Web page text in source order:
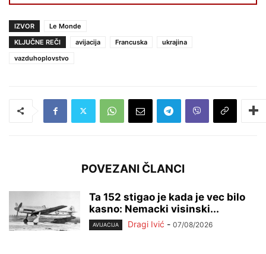
IZVOR
Le Monde
KLJUČNE REČI
avijacija Francuska
ukrajina
vazduhoplovstvo
POVEZANI ČLANCI
Ta 152 stigao je kada je vec bilo
kasno: Nemacki visinski...
AVIJACIJA Dragi Ivić - 07/08/2026